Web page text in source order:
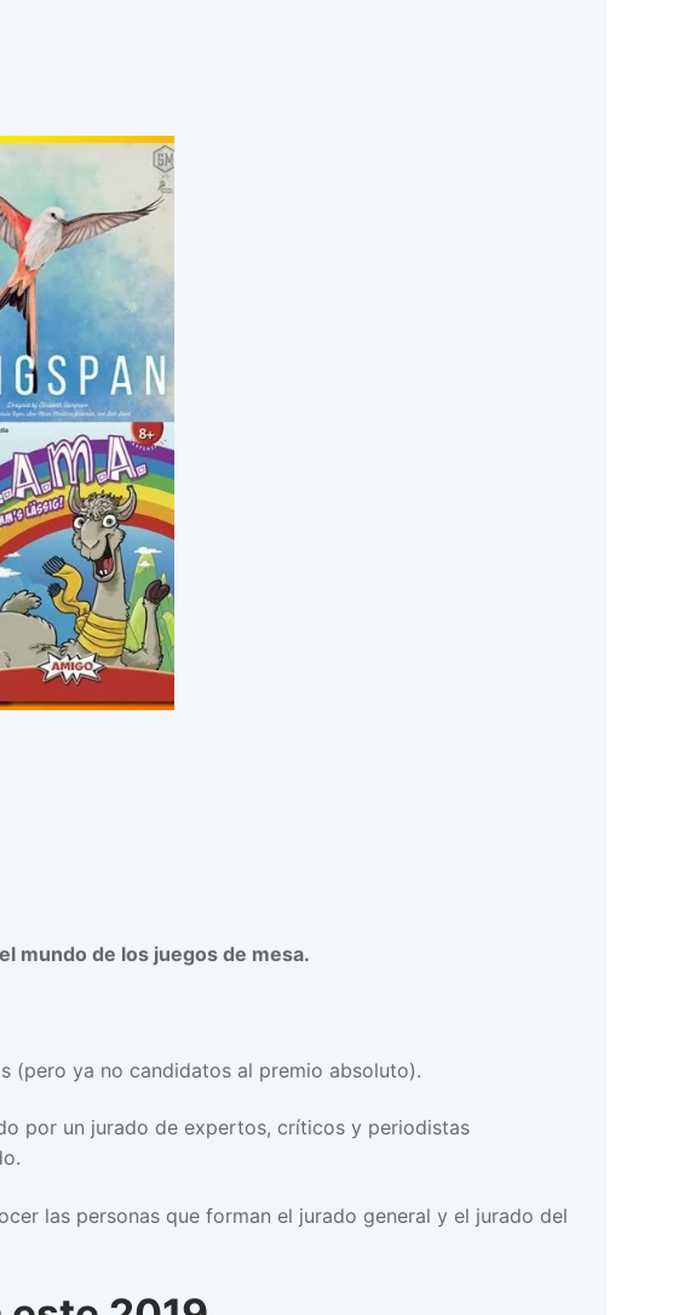
mundo de los juegos de mesa.
(pero ya no candidatos al premio absoluto).
por un jurado de expertos, críticos y periodistas
las personas que forman el jurado general y el jurado del